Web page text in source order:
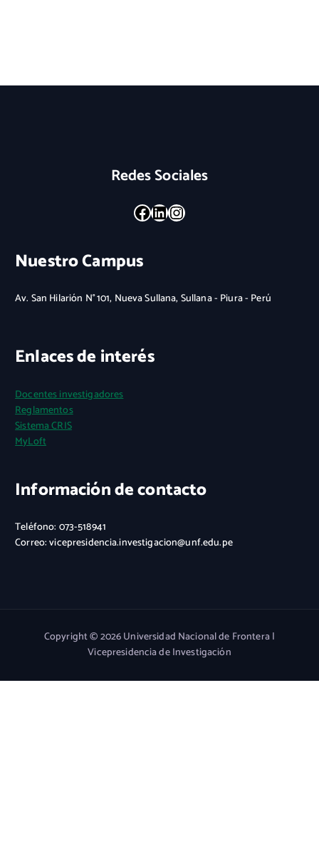
Redes Sociales
Facebook LinkedIn Instagram
Nuestro Campus
Av. San Hilarión N° 101, Nueva Sullana, Sullana - Piura - Perú
Enlaces de interés
Docentes investigadores
Reglamentos
Sistema CRIS
MyLoft
Información de contacto
Teléfono: 073-518941
Correo: vicepresidencia.investigacion@unf.edu.pe
Copyright © 2026 Universidad Nacional de Frontera |
Vicepresidencia de Investigación